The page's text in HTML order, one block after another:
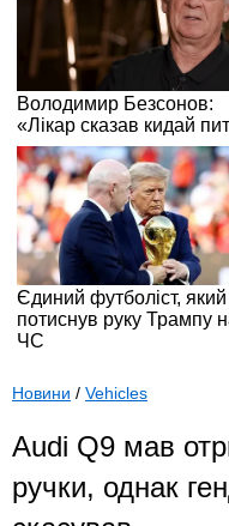
Новини / Vehicles
Audi Q9 мав
ручки, однак